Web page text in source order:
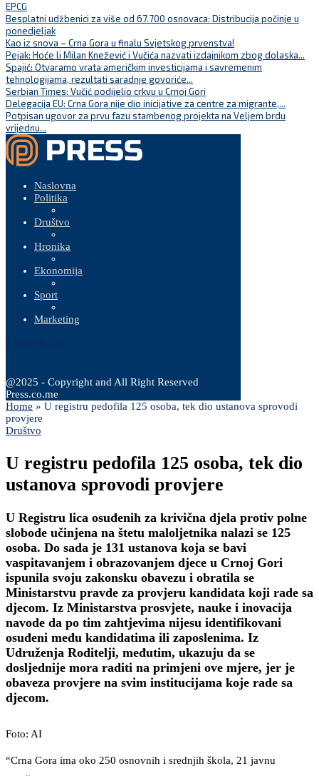
EPCG
Besplatni udžbenici za više od 67.700 osnovaca: Distribucija počinje u
ponedjeljak
Kao iz snova – Crna Gora u finalu Svjetskog prvenstva!
Pejak: Hoće li Milan Knežević i Vučića nazvati izdajnikom zbog dolaska...
Spajić: Otvaramo vrata američkim investicijama i savremenim
tehnologijama, rezultati saradnje govoriće...
Serbian Times: Vučić podijelio crkvu u Crnoj Gori
Delegacija EU: Crna Gora nije dio inicijative za centre za migrante,...
Potpisan ugovor za prvu fazu stambenog projekta na Veljem brdu
vrijednu...
Naslovna
Politika
Društvo
Hronika
Ekonomija
Sport
Marketing
@2025 - Copyright and All Right Reserved
Press.co.me
Home » U registru pedofila 125 osoba, tek dio ustanova sprovodi
provjere
Društvo
U registru pedofila 125 osoba, tek dio
ustanova sprovodi provjere
U Registru lica osuđenih za krivična djela protiv polne
slobode učinjena na štetu maloljetnika nalazi se 125
osoba. Do sada je 131 ustanova koja se bavi
vaspitavanjem i obrazovanjem djece u Crnoj Gori
ispunila svoju zakonsku obavezu i obratila se
Ministarstvu pravde za provjeru kandidata koji rade sa
djecom. Iz Ministarstva prosvjete, nauke i inovacija
navode da po tim zahtjevima nijesu identifikovani
osuđeni među kandidatima ili zaposlenima. Iz
Udruženja Roditelji, međutim, ukazuju da se
dosljednije mora raditi na primjeni ove mjere, jer je
obaveza provjere na svim institucijama koje rade sa
djecom.
Foto: AI
“Crna Gora ima oko 250 osnovnih i srednjih škola, 21 javnu